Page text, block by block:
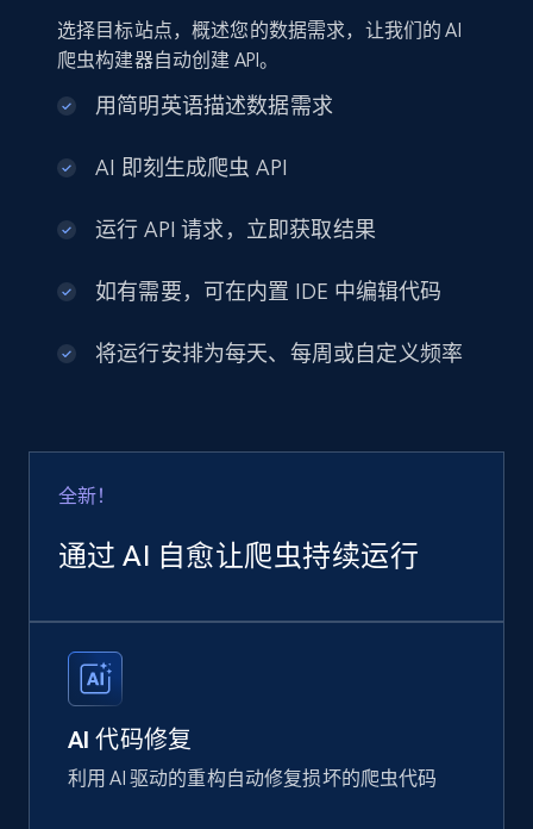
选择目标站点，概述您的数据需求，让我们的 AI
爬虫构建器自动创建 API。
用简明英语描述数据需求
AI 即刻生成爬虫 API
运行 API 请求，立即获取结果
如有需要，可在内置 IDE 中编辑代码
将运行安排为每天、每周或自定义频率
全新！
通过 AI 自愈让爬虫持续运行
AI 代码修复
利用 AI 驱动的重构自动修复损坏的爬虫代码